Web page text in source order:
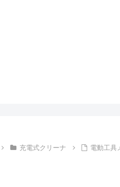
充電式クリーナ 電動工具